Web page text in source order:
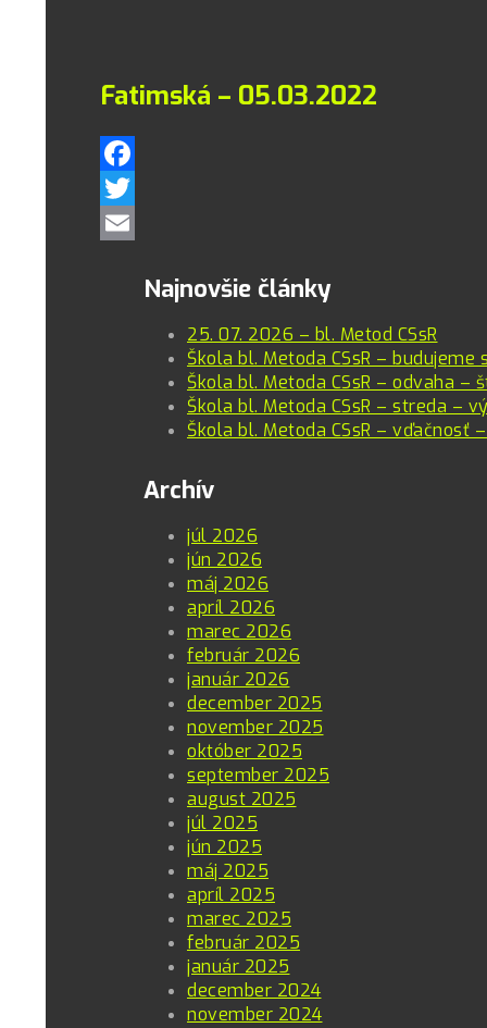
Fatimská – 05.03.2022
Facebook
Twitter
Najnovšie články
25. 07. 2026 – bl. Metod CSsR
Škola bl. Metoda CSsR –
Škola bl. Metoda CSsR – odvaha –
Škola bl. Metoda CSsR – streda –
Škola bl. Metoda CSsR – vďačnosť
Archív
júl 2026
jún 2026
máj 2026
apríl 2026
marec 2026
február 2026
január 2026
december 2025
november 2025
október 2025
september 2025
august 2025
júl 2025
jún 2025
máj 2025
apríl 2025
marec 2025
február 2025
január 2025
december 2024
november 2024